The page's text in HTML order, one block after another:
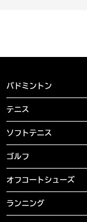
バドミントン
テニス
ソフトテニス
ゴルフ
オフコートシューズ
ランニング